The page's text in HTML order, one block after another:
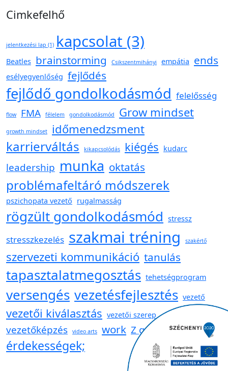
Cimkefelhő
jelentkezési lap (1) kapcsolat (3)
Beatles brainstorming Csikszentmihányi empátia ends
esélyegyenlőség fejlődés
fejlődő gondolkodásmód felelősség
flow FMA félelem gondolkodásmód Grow mindset
growth mindset időmenedzsment
karrierváltás kikapcsolódás kiégés kudarc
leadership munka oktatás
problémafeltáró módszerek
pszichopata vezető rugalmasság
rögzült gondolkodásmód stressz
stresszkezelés szakmai tréning szakértő
szervezeti kommunikáció tanulás
tapasztalatmegosztás tehetségprogram
versengés vezetésfejlesztés vezető
vezetői kiválasztás vezetői szerep
vezetőképzés video arts work Z generáció
érdekességek;